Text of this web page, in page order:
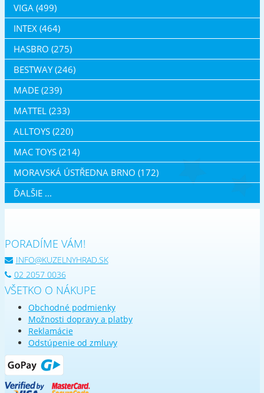
VIGA (499)
INTEX (464)
HASBRO (275)
BESTWAY (246)
MADE (239)
MATTEL (233)
ALLTOYS (220)
MAC TOYS (214)
MORAVSKÁ ÚSTŘEDNA BRNO (172)
ĎALŠIE ...
PORADÍME VÁM!
INFO@KUZELNYHRAD.SK
02 2057 0036
VŠETKO O NÁKUPE
Obchodné podmienky
Možnosti dopravy a platby
Reklamácie
Odstúpenie od zmluvy